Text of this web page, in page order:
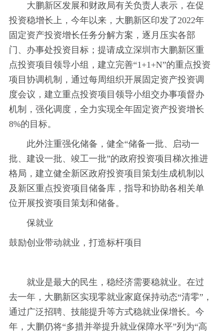
大鹏新区发展和财政局有关负责人表示，在促
投资稳增长上，今年以来，大鹏新区印发了2022年
固定资产投资增长任务分解方案，逐月压实各部
门、办事处投资目标；提请成立深圳市大鹏新区重
点投资项目领导小组，建立完善“1+1+N”的重点投资
项目协调机制，通过每周组织开展固定资产投资调
度会议，建立重点投资项目领导小组交办事项督办
机制，强化调度，全力实现全年固定资产投资增长
8%的目标。
此外注重强化储备，健全“储备一批、启动一
批、建设一批、竣工一批”的政府投资项目梯次推进
格局，建立健全新区政府投资项目策划生成机制以
及新区重点投资项目储备库，指导和协助各相关单
位开展投资项目策划和储备。
保就业
鼓励创业带动就业，打造标杆项目
就业是最大的民生，稳经济需要稳就业。在过
去一年，大鹏新区实现零就业家庭保持动态“清零”，
通过广泛招聘、技能提升等方式稳就业保增长。今
年，大鹏仍将“多措并举提升就业保障水平”列为“高